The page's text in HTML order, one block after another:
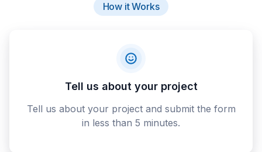
How it Works
Tell us about your project
Tell us about your project and submit the form
in less than 5 minutes.